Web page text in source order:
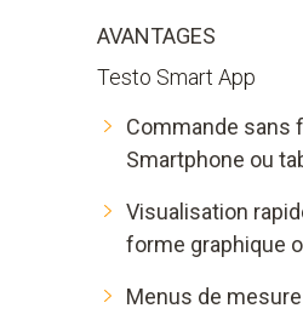
AVANTAGES
Testo Smart App
Commande sans
Smartphone ou
Visualisation
forme graphique
Menus de